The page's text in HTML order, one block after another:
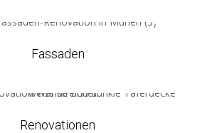
Fassaden
Renovationen